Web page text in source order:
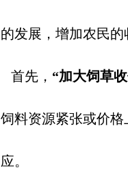
的发展，增加农民的
首先， “加大饲草
饲料资源紧张或价
应。